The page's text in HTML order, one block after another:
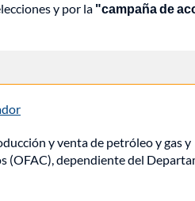
y por la "campaña de
y venta de petróleo y gas y
(OFAC), dependiente del